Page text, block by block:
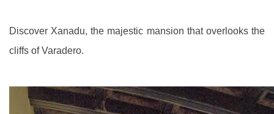
Discover Xanadu, the majestic mansion that overlooks the
cliffs of Varadero.